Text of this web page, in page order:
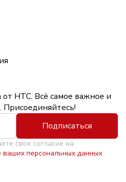
от НТС. Всё самое важное и
Подписаться
свое согласие на
ваших персональных данных